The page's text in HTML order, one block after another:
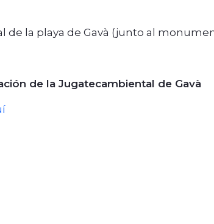
la playa de Gavà (junto al
de la Jugatecambiental de Gavà